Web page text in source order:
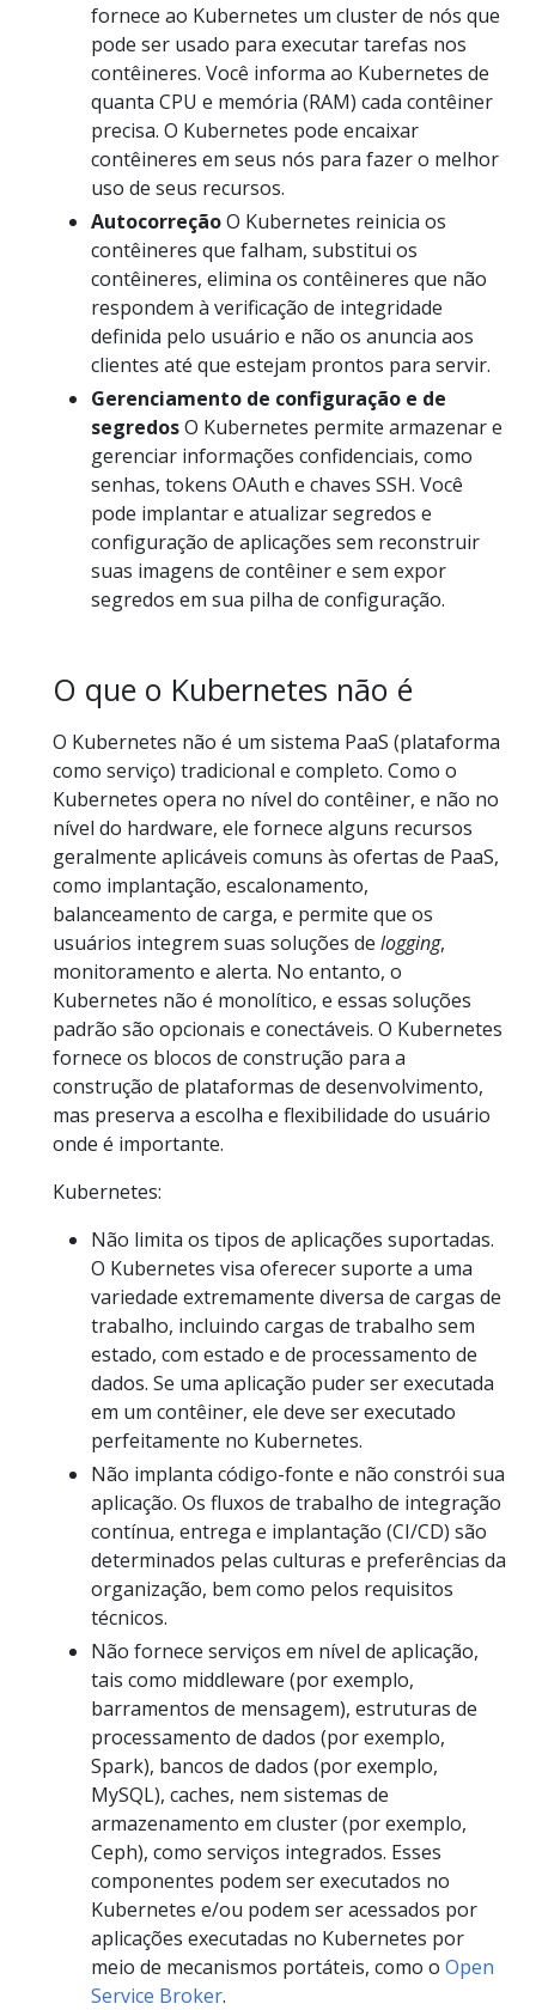
fornece ao Kubernetes um cluster de nós que
pode ser usado para executar tarefas nos
contêineres. Você informa ao Kubernetes de
quanta CPU e memória (RAM) cada contêiner
precisa. O Kubernetes pode encaixar
contêineres em seus nós para fazer o melhor
uso de seus recursos.
AutocorreçãoO Kubernetes reinicia os
contêineres que falham, substitui os
contêineres, elimina os contêineres que não
respondem à verificação de integridade
definida pelo usuário e não os anuncia aos
clientes até que estejam prontos para servir.
Gerenciamento de configuração e de
segredosO Kubernetes permite armazenar e
gerenciar informações confidenciais, como
senhas, tokens OAuth e chaves SSH. Você
pode implantar e atualizar segredos e
configuração de aplicações sem reconstruir
suas imagens de contêiner e sem expor
segredos em sua pilha de configuração.
O que o Kubernetes não é
O Kubernetes não é um sistema PaaS (plataforma
como serviço) tradicional e completo. Como o
Kubernetes opera no nível do contêiner, e não no
nível do hardware, ele fornece alguns recursos
geralmente aplicáveis comuns às ofertas de PaaS,
como implantação, escalonamento,
balanceamento de carga, e permite que os
usuários integrem suas soluções de logging,
monitoramento e alerta. No entanto, o
Kubernetes não é monolítico, e essas soluções
padrão são opcionais e conectáveis. O Kubernetes
fornece os blocos de construção para a
construção de plataformas de desenvolvimento,
mas preserva a escolha e flexibilidade do usuário
onde é importante.
Kubernetes:
Não limita os tipos de aplicações suportadas.
O Kubernetes visa oferecer suporte a uma
variedade extremamente diversa de cargas de
trabalho, incluindo cargas de trabalho sem
estado, com estado e de processamento de
dados. Se uma aplicação puder ser executada
em um contêiner, ele deve ser executado
perfeitamente no Kubernetes.
Não implanta código-fonte e não constrói sua
aplicação. Os fluxos de trabalho de integração
contínua, entrega e implantação (CI/CD) são
determinados pelas culturas e preferências da
organização, bem como pelos requisitos
técnicos.
Não fornece serviços em nível de aplicação,
tais como middleware (por exemplo,
barramentos de mensagem), estruturas de
processamento de dados (por exemplo,
Spark), bancos de dados (por exemplo,
MySQL), caches, nem sistemas de
armazenamento em cluster (por exemplo,
Ceph), como serviços integrados. Esses
componentes podem ser executados no
Kubernetes e/ou podem ser acessados por
aplicações executadas no Kubernetes por
meio de mecanismos portáteis, como o Open
Service Broker.